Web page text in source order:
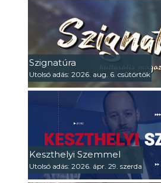
Szignatúra
Utolsó adás: 2026. aug. 6. csütörtök
Keszthelyi Szemmel
Utolsó adás: 2026. ápr. 29. szerda